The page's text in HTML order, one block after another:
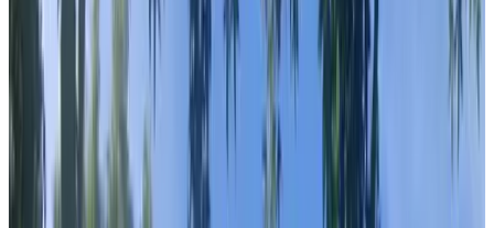
Eigen keuken
Koelkast
Opties voor ontbijt
Lactosevrij (op verzoek)